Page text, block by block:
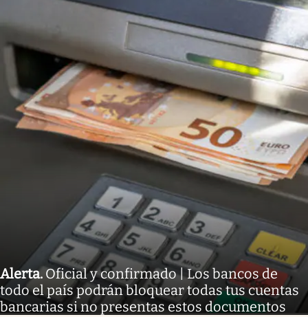
Alerta. Oficial y confirmado | Los bancos de
todo el país podrán bloquear todas tus cuentas
bancarias si no presentas estos documentos